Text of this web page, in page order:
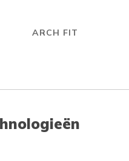
ARCH FIT